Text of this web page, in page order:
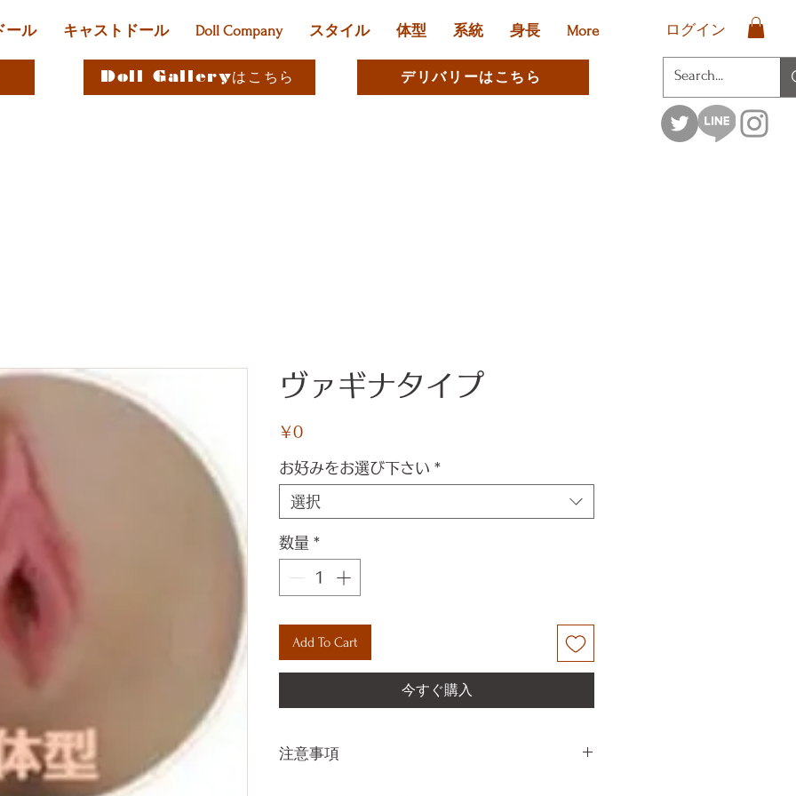
ログイン
ール キャストドール Doll Company スタイル 体型 系統 身長 More
Doll Galleryはこちら デリバリーはこちら
ヴァギナタイプ
￥0価
お好みをお選び下さい *
選択
数量 *
Add To Cart
今すぐ購入
注意事項